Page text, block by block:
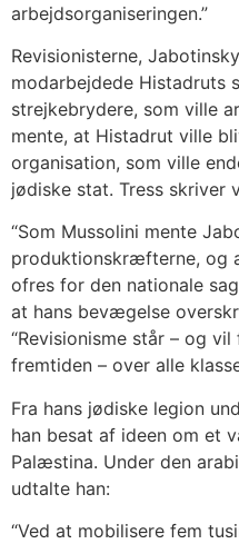
arbejdsorganiseringen.”
Revisionisterne,
modarbejdede Histadruts
strejkebrydere, som ville
mente, at Histadrut ville
organisation, som ville
jødiske stat. Tress skriver
“Som Mussolini mente
produktionskræfterne, og
ofres for den nationale
at hans bevægelse
“Revisionisme står – og
fremtiden – over alle
Fra hans jødiske legion
han besat af ideen om et
Palæstina. Under den
udtalte han:
“Ved at mobilisere fem